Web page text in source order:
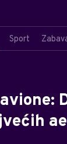
Sport